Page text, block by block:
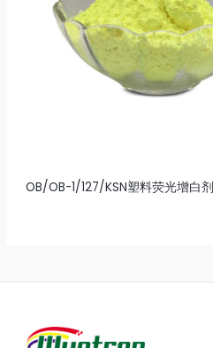
OB/OB-1/127/KSN塑料荧光增白剂